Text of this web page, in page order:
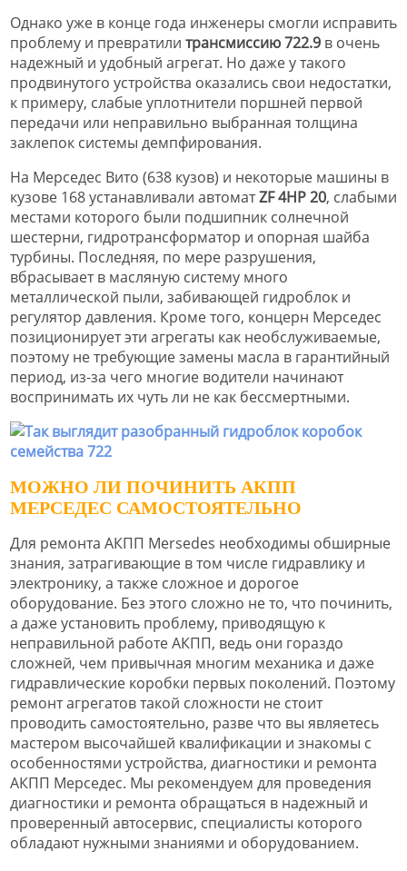
Однако уже в конце года инженеры смогли исправить
проблему и превратили трансмиссию 722.9 в очень
надежный и удобный агрегат. Но даже у такого
продвинутого устройства оказались свои недостатки,
к примеру, слабые уплотнители поршней первой
передачи или неправильно выбранная толщина
заклепок системы демпфирования.
На Мерседес Вито (638 кузов) и некоторые машины в
кузове 168 устанавливали автоматZF 4HP 20, слабыми
местами которого были подшипник солнечной
шестерни, гидротрансформатор и опорная шайба
турбины. Последняя, по мере разрушения,
вбрасывает в масляную систему много
металлической пыли, забивающей гидроблок и
регулятор давления. Кроме того, концерн Мерседес
позиционирует эти агрегаты как необслуживаемые,
поэтому не требующие замены масла в гарантийный
период, из-за чего многие водители начинают
воспринимать их чуть ли не как бессмертными.
МОЖНО ЛИ ПОЧИНИТЬ АКПП
МЕРСЕДЕС САМОСТОЯТЕЛЬНО
Для ремонта АКПП Mersedes необходимы обширные
знания, затрагивающие в том числе гидравлику и
электронику, а также сложное и дорогое
оборудование. Без этого сложно не то, что починить,
а даже установить проблему, приводящую к
неправильной работе АКПП, ведь они гораздо
сложней, чем привычная многим механика и даже
гидравлические коробки первых поколений. Поэтому
ремонт агрегатов такой сложности не стоит
проводить самостоятельно, разве что вы являетесь
мастером высочайшей квалификации и знакомы с
особенностями устройства, диагностики и ремонта
АКПП Мерседес. Мы рекомендуем для проведения
диагностики и ремонта обращаться в надежный и
проверенный автосервис, специалисты которого
обладают нужными знаниями и оборудованием.